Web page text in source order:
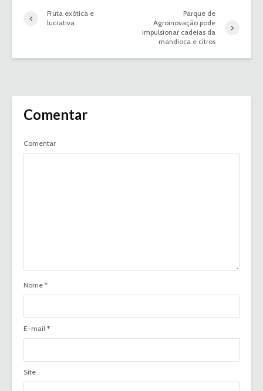
Fruta exótica e
lucrativa
Parque de
Agroinovação pode
impulsionar cadeias da
mandioca e citros
Comentar
Comentar
Nome *
E-mail *
Site